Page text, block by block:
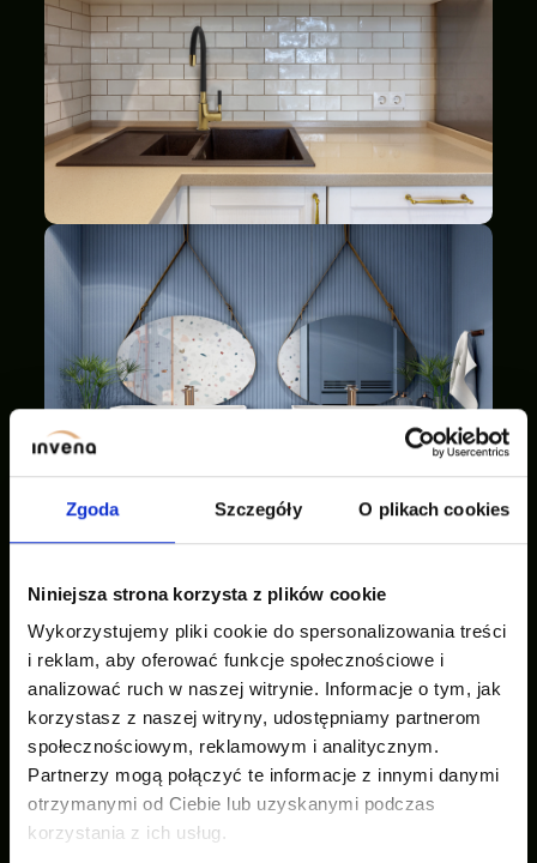
Zgoda Szczegóły O plikach cookies
Niniejsza strona korzysta z plików cookie
Wykorzystujemy pliki cookie do spersonalizowania treści
i reklam, aby oferować funkcje społecznościowe i
analizować ruch w naszej witrynie. Informacje o tym, jak
korzystasz z naszej witryny, udostępniamy partnerom
społecznościowym, reklamowym i analitycznym.
Partnerzy mogą połączyć te informacje z innymi danymi
otrzymanymi od Ciebie lub uzyskanymi podczas
korzystania z ich usług.